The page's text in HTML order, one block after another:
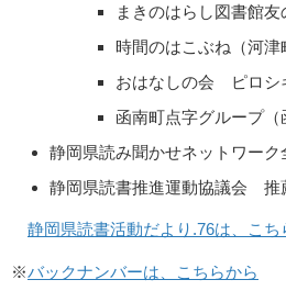
まきのはらし図書館友
時間のはこぶね（河津
おはなしの会 ピロシ
函南町点字グループ（
静岡県読み聞かせネットワー
静岡県読書推進運動協議会 推
静岡県読書活動だより.76は、こち
※バックナンバーは、こちらから